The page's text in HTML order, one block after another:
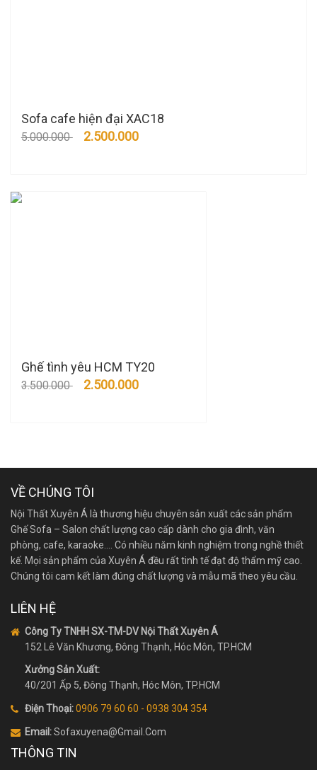
Sofa cafe hiện đại XAC18
5.000.000 2.500.000
Ghế tình yêu HCM TY20
3.500.000 2.500.000
VỀ CHÚNG TÔI
Nội Thất Xuyên Á là thương hiệu chuyên sản xuất các sản phẩm
Ghế Sofa – Salon chất lượng cao cấp dành cho gia đình, văn
phòng, cafe, karaoke…. Có nhiều năm kinh nghiệm trong nghề thiết
kế. Mọi sản phẩm của Xuyên Á đều rất tinh tế đạt độ thẩm mỹ cao.
Chúng tôi cam kết làm đúng chất lượng và mẫu mã theo yêu cầu.
LIÊN HỆ
Công Ty TNHH SX-TM-DV Nội Thất Xuyên Á
152 Lê Văn Khương, Đông Thạnh, Hóc Môn, TP.HCM
Xưởng Sản Xuất:
40/201 Ấp 5, Đông Thạnh, Hóc Môn, TP.HCM
Điện Thoại:0906 79 60 60 - 0938 304 354
Email:Sofaxuyena@gmail.Com
THÔNG TIN